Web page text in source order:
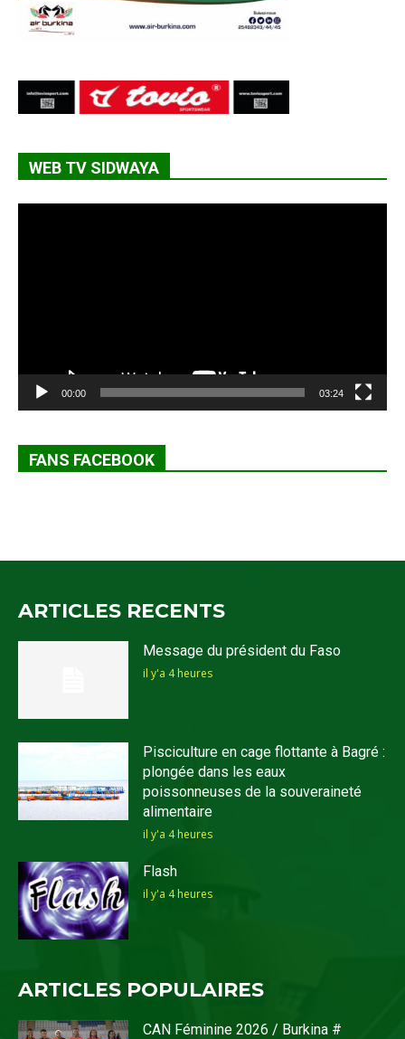
WEB TV SIDWAYA
00:00 03:24
FANS FACEBOOK
ARTICLES RECENTS
Message du président du Faso
il y'a 4 heures
Pisciculture en cage flottante à Bagré :
plongée dans les eaux
poissonneuses de la souveraineté
alimentaire
il y'a 4 heures
Flash
il y'a 4 heures
ARTICLES POPULAIRES
CAN Féminine 2026 / Burkina #